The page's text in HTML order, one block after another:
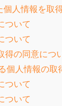
人情報を取
ついて
ついて
得の同意につ
個人情報の取
ついて
ついて